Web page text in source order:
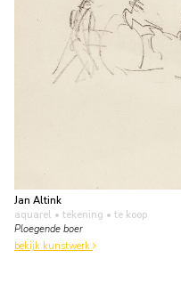
Jan Altink
aquarel • tekening • te koop
Ploegende boer
bekijk kunstwerk